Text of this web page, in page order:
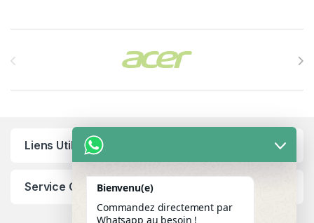
Liens Utiles
Service ClientBienvenu(e)
Commandez directement par
Whatsapp au besoin !